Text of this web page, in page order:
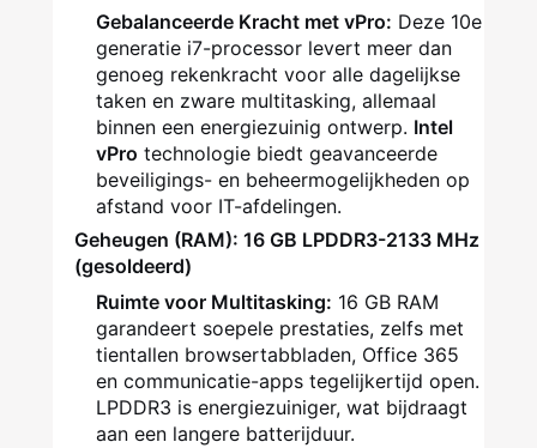
Gebalanceerde Kracht met vPro: Deze 10e
generatie i7-processor levert meer dan
genoeg rekenkracht voor alle dagelijkse
taken en zware multitasking, allemaal
binnen een energiezuinig ontwerp. Intel
vPro technologie biedt geavanceerde
beveiligings- en beheermogelijkheden op
afstand voor IT-afdelingen.
Geheugen (RAM): 16 GB LPDDR3-2133 MHz
(gesoldeerd)
Ruimte voor Multitasking: 16 GB RAM
garandeert soepele prestaties, zelfs met
tientallen browsertabbladen, Office 365
en communicatie-apps tegelijkertijd open.
LPDDR3 is energiezuiniger, wat bijdraagt
aan een langere batterijduur.